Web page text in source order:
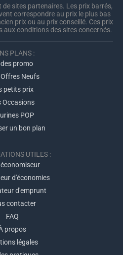
sites partenaires. Les prix barrés,
correspondre au prix le plus bas
prix ou au prix conseillé. Ces prix
aux conditions des sites concernés.
PLANS :
promo
Neufs
petits prix
Occasions
POP
un bon plan
UTILES :
d'économies
d'emprunt
contacter
FAQ
propos
légales